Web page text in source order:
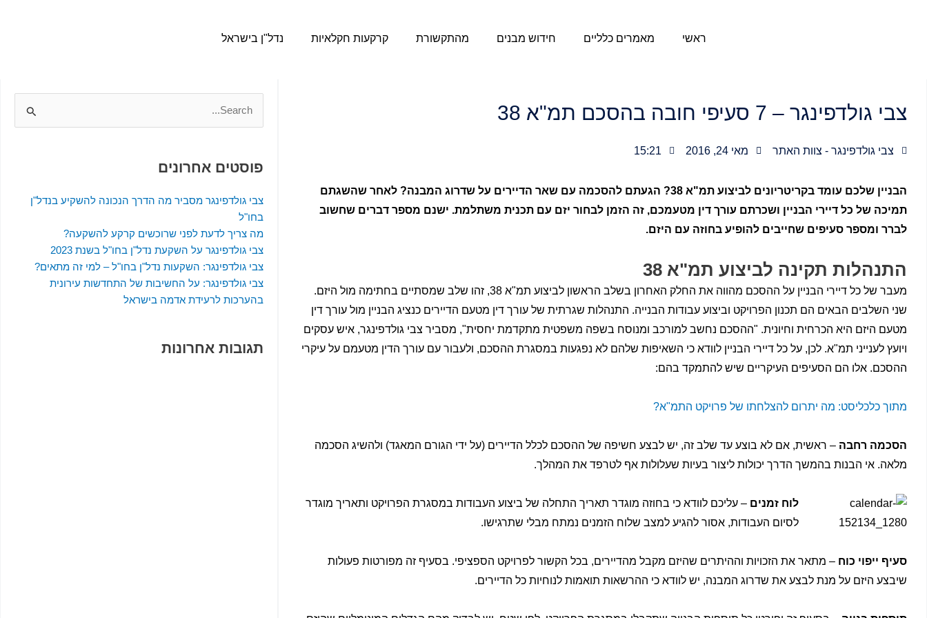
ראשי
מאמרים כלליים חידוש מבנים מהתקשורת קרקעות חקלאיות נדל"ן בישראל
צבי גולדפינגר – 7 סעיפי חובה בהסכם תמ"א 38
צבי גולדפינגר - צוות האתר מאי 24, 2016 15:21
הבניין שלכם עומד בקריטריונים לביצוע תמ"א 38? הגעתם להסכמה עם שאר הדיירים על שדרוג המבנה? לאחר שהשגתם
תמיכה של כל דיירי הבניין ושכרתם עורך דין מטעמכם, זה הזמן לבחור יזם עם תכנית משתלמת. ישנם מספר דברים שחשוב
לברר ומספר סעיפים שחייבים להופיע בחוזה עם היזם.
התנהלות תקינה לביצוע תמ"א 38
מעבר של כל דיירי הבניין על ההסכם מהווה את החלק האחרון בשלב הראשון לביצוע תמ"א 38, זהו שלב שמסתיים בחתימה מול היזם.
שני השלבים הבאים הם תכנון הפרויקט וביצוע עבודות הבנייה. התנהלות שגרתית של עורך דין מטעם הדיירים כנציג הבניין מול עורך דין
מטעם היזם היא הכרחית וחיונית. "ההסכם נחשב למורכב ומנוסח בשפה משפטית מתקדמת יחסית", מסביר צבי גולדפינגר, איש עסקים
ויועץ לענייני תמ"א. לכן, על כל דיירי הבניין לוודא כי השאיפות שלהם לא נפגעות במסגרת ההסכם, ולעבור עם עורך הדין מטעמם על עיקרי
ההסכם. אלו הם הסעיפים העיקריים שיש להתמקד בהם:
מתוך כלכליסט: מה יתרום להצלחתו של פרויקט התמ"א?
הסכמה רחבה – ראשית, אם לא בוצע עד שלב זה, יש לבצע חשיפה של ההסכם לכלל הדיירים (על ידי הגורם המאגד) ולהשיג הסכמה
מלאה. אי הבנות בהמשך הדרך יכולות ליצור בעיות שעלולות אף לטרפד את המהלך.
לוח זמנים – עליכם לוודא כי בחוזה מוגדר תאריך התחלה של ביצוע העבודות במסגרת הפרויקט ותאריך מוגדר
לסיום העבודות, אסור להגיע למצב שלוח הזמנים נמתח מבלי שתרגישו.
סעיף ייפוי כוח – מתאר את הזכויות וההיתרים שהיזם מקבל מהדיירים, בכל הקשור לפרויקט הספציפי. בסעיף זה מפורטות פעולות
שיבצע היזם על מנת לבצע את שדרוג המבנה, יש לוודא כי ההרשאות תואמות לנוחיות כל הדיירים.
Search
for:
פוסטים אחרונים
צבי גולדפינגר מסביר מה הדרך הנכונה להשקיע בנדל"ן
בחו"ל
מה צריך לדעת לפני שרוכשים קרקע להשקעה?
צבי גולדפינגר על השקעת נדל"ן בחו"ל בשנת 2023
צבי גולדפינגר: השקעות נדל"ן בחו"ל – למי זה מתאים?
צבי גולדפינגר: על החשיבות של התחדשות עירונית
בהערכות לרעידת אדמה בישראל
תגובות אחרונות